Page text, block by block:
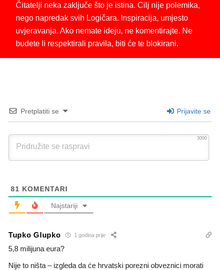
Čitatelji neka zaključe što je istina. Cilj nije polemika,
nego napredak svih Logičara. Inspiracija, umjesto
uvjeravanja. Ako nemate ideju, ne komentirajte. Ne
budete li respektirali pravila, biti će te blokirani.
Pretplatiti se Prijavite se
3000
81 KOMENTARI
Najstariji
Tupko Glupko 1 godina prije
5,8 milijuna eura?
Nije to ništa – izgleda da će hrvatski porezni obveznici morati